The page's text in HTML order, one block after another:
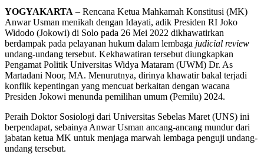
YOGYAKARTA – Rencana Ketua Mahkamah Konstitusi (MK)
Anwar Usman menikah dengan Idayati, adik Presiden RI Joko
Widodo (Jokowi) di Solo pada 26 Mei 2022 dikhawatirkan
berdampak pada pelayanan hukum dalam lembaga judicial review
undang-undang tersebut. Kekhawatiran tersebut diungkapkan
Pengamat Politik Universitas Widya Mataram (UWM) Dr. As
Martadani Noor, MA. Menurutnya, dirinya khawatir bakal terjadi
konflik kepentingan yang mencuat berkaitan dengan wacana
Presiden Jokowi menunda pemilihan umum (Pemilu) 2024.
Peraih Doktor Sosiologi dari Universitas Sebelas Maret (UNS) ini
berpendapat, sebainya Anwar Usman ancang-ancang mundur dari
jabatan ketua MK untuk menjaga marwah lembaga penguji undang-
undang tersebut.